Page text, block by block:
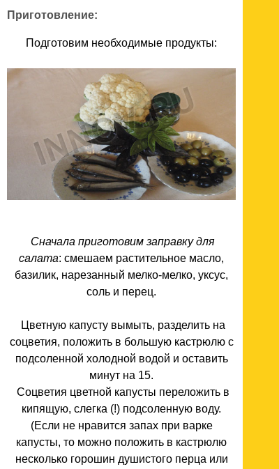
Приготовление:
Подготовим необходимые продукты:
Сначала приготовим заправку для
салата: смешаем растительное масло,
базилик, нарезанный мелко-мелко, уксус,
соль и перец.
Цветную капусту вымыть, разделить на
соцветия, положить в большую кастрюлю с
подсоленной холодной водой и оставить
минут на 15.
Соцветия цветной капусты переложить в
кипящую, слегка (!) подсоленную воду.
(Если не нравится запах при варке
капусты, то можно положить в кастрюлю
несколько горошин душистого перца или